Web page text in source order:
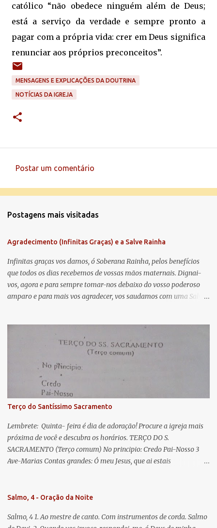
católico “não obedece ninguém além de Deus;
está a serviço da verdade e sempre pronto a
pagar com a própria vida: crer em Deus significa
renunciar aos próprios preconceitos”.
MENSAGENS E EXPLICAÇÕES DA DOUTRINA
NOTÍCIAS DA IGREJA
e
t
á
r
i
o
Postar um comentário
Postagens mais visitadas
Agradecimento (Infinitas Graças) e a Salve Rainha
Infinitas graças vos damos, ó Soberana Rainha, pelos benefícios
que todos os dias recebemos de vossas mãos maternais. Dignai-
vos, agora e para sempre tomar-nos debaixo do vosso poderoso
amparo e para mais vos agradecer, vos saudamos com uma Salve
lágrimas. Eia, pois, Advogada nossa, estes vossos olhos
misericordiosos a nós volvei, e depois deste desterro, mostrai-nos
Jesus. Bendito é o fruto do vosso ventre, ó clemente, ó piedosa, ó
doce e sempre Virgem Maria. Rogai por nós Santa Mãe de Deus.
Para que sejamos dignos das promessas de Cristo. Amém.
Terço do Santíssimo Sacramento
Lembrete: Quinta- feira é dia de adoração! Procure a igreja mais
próxima de você e descubra os horários. TERÇO DO S.
SACRAMENTO (Terço comum) No principio: Credo Pai-Nosso 3
Ave-Marias Contas grandes: Ó meu Jesus, que ai estais
Vós morra eu! Nas contas pequenas: Sacramento de Amor!
que nos salva, dá-nos Vossa força, Vosso perdão e a Vossa
Salmo, 4 - Oração da Noite
Salmo, 4 1. Ao mestre de canto. Com instrumentos de corda. Salmo